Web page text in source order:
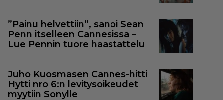
”Painu helvettiin”, sanoi Sean
Penn itselleen Cannesissa –
Lue Pennin tuore haastattelu
Juho Kuosmasen Cannes-hitti
Hytti nro 6:n levitysoikeudet
myytiin Sonylle